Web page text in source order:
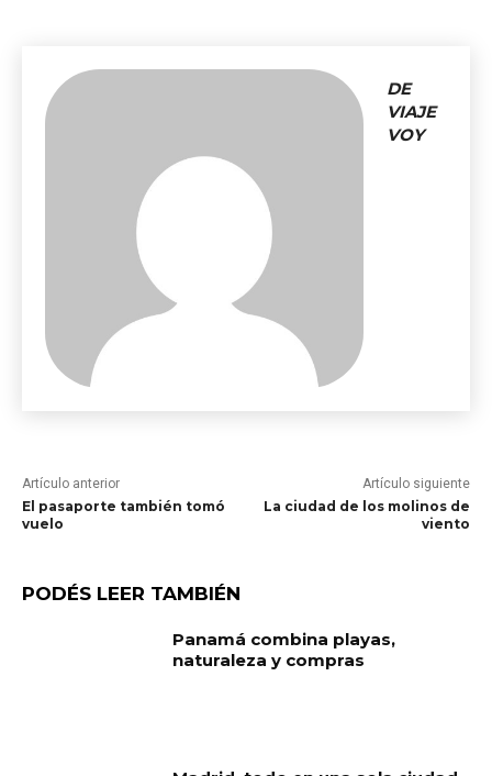
DE
VIAJE
VOY
Artículo anterior
El pasaporte también tomó
vuelo
Artículo siguiente
La ciudad de los molinos de
viento
PODÉS LEER TAMBIÉN
Panamá combina playas,
naturaleza y compras